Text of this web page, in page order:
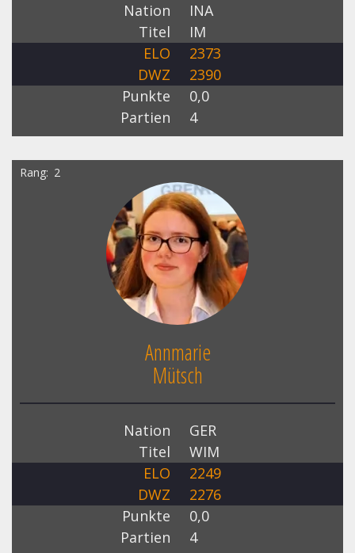
Nation
INA
Titel
IM
ELO
2373
DWZ
2390
Punkte
0,0
Partien
4
Rang 2
Annmarie
Mütsch
Nation
GER
Titel
WIM
ELO
2249
DWZ
2276
Punkte
0,0
Partien
4